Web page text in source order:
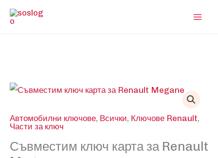
Skip
Автомобилни ключове, Всички, Ключове Renault,
Части за ключ
Съвместим ключ карта за Renault